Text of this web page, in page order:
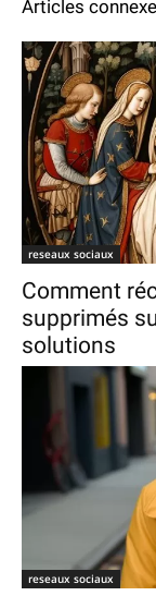
Articles
reseaux sociaux
Comment
supprimés
solutions
reseaux sociaux